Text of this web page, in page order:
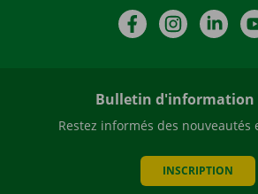
FacebookInstagram
Bulletin d'information
Restez informés des nouveautés
INSCRIPTION